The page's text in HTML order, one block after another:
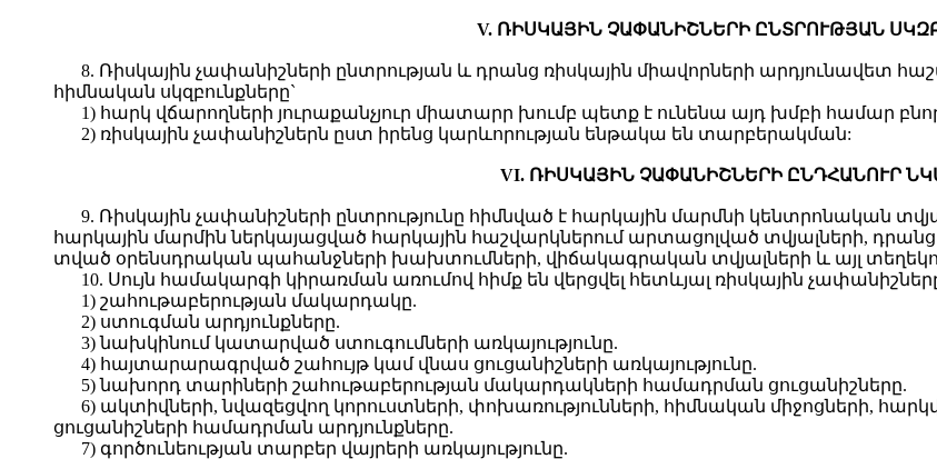
V. ՌԻՍԿԱՅԻՆ ՉԱՓԱՆԻՇՆԵՐԻ ԸՆՏՐՈՒԹՅԱՆ
8. Ռիսկային չափանիշների ընտրության և դրանց ռիսկային միավորների արդյունավետ
հիմնական սկզբունքները`
1) հարկ վճարողների յուրաքանչյուր միատարր խումբ պետք է ունենա այդ խմբի համար
2) ռիսկային չափանիշներն ըստ իրենց կարևորության ենթակա են տարբերակման:
VI. ՌԻՍԿԱՅԻՆ ՉԱՓԱՆԻՇՆԵՐԻ ԸՆԴՀԱՆՈՒՐ
9. Ռիսկային չափանիշների ընտրությունը հիմնված է հարկային մարմնի կենտրոնական
հարկային մարմին ներկայացված հարկային հաշվարկներում արտացոլված տվյալների, դրանց
տված օրենսդրական պահանջների խախտումների, վիճակագրական տվյալների և այլ
10. Սույն համակարգի կիրառման առումով հիմք են վերցվել հետևյալ ռիսկային
1) շահութաբերության մակարդակը.
2) ստուգման արդյունքները.
3) նախկինում կատարված ստուգումների առկայությունը.
4) հայտարարագրված շահույթ կամ վնաս ցուցանիշների առկայությունը.
5) նախորդ տարիների շահութաբերության մակարդակների համադրման ցուցանիշները.
6) ակտիվների, նվազեցվող կորուստների, փոխառությունների, հիմնական միջոցների,
ցուցանիշների համադրման արդյունքները.
7) գործունեության տարբեր վայրերի առկայությունը.